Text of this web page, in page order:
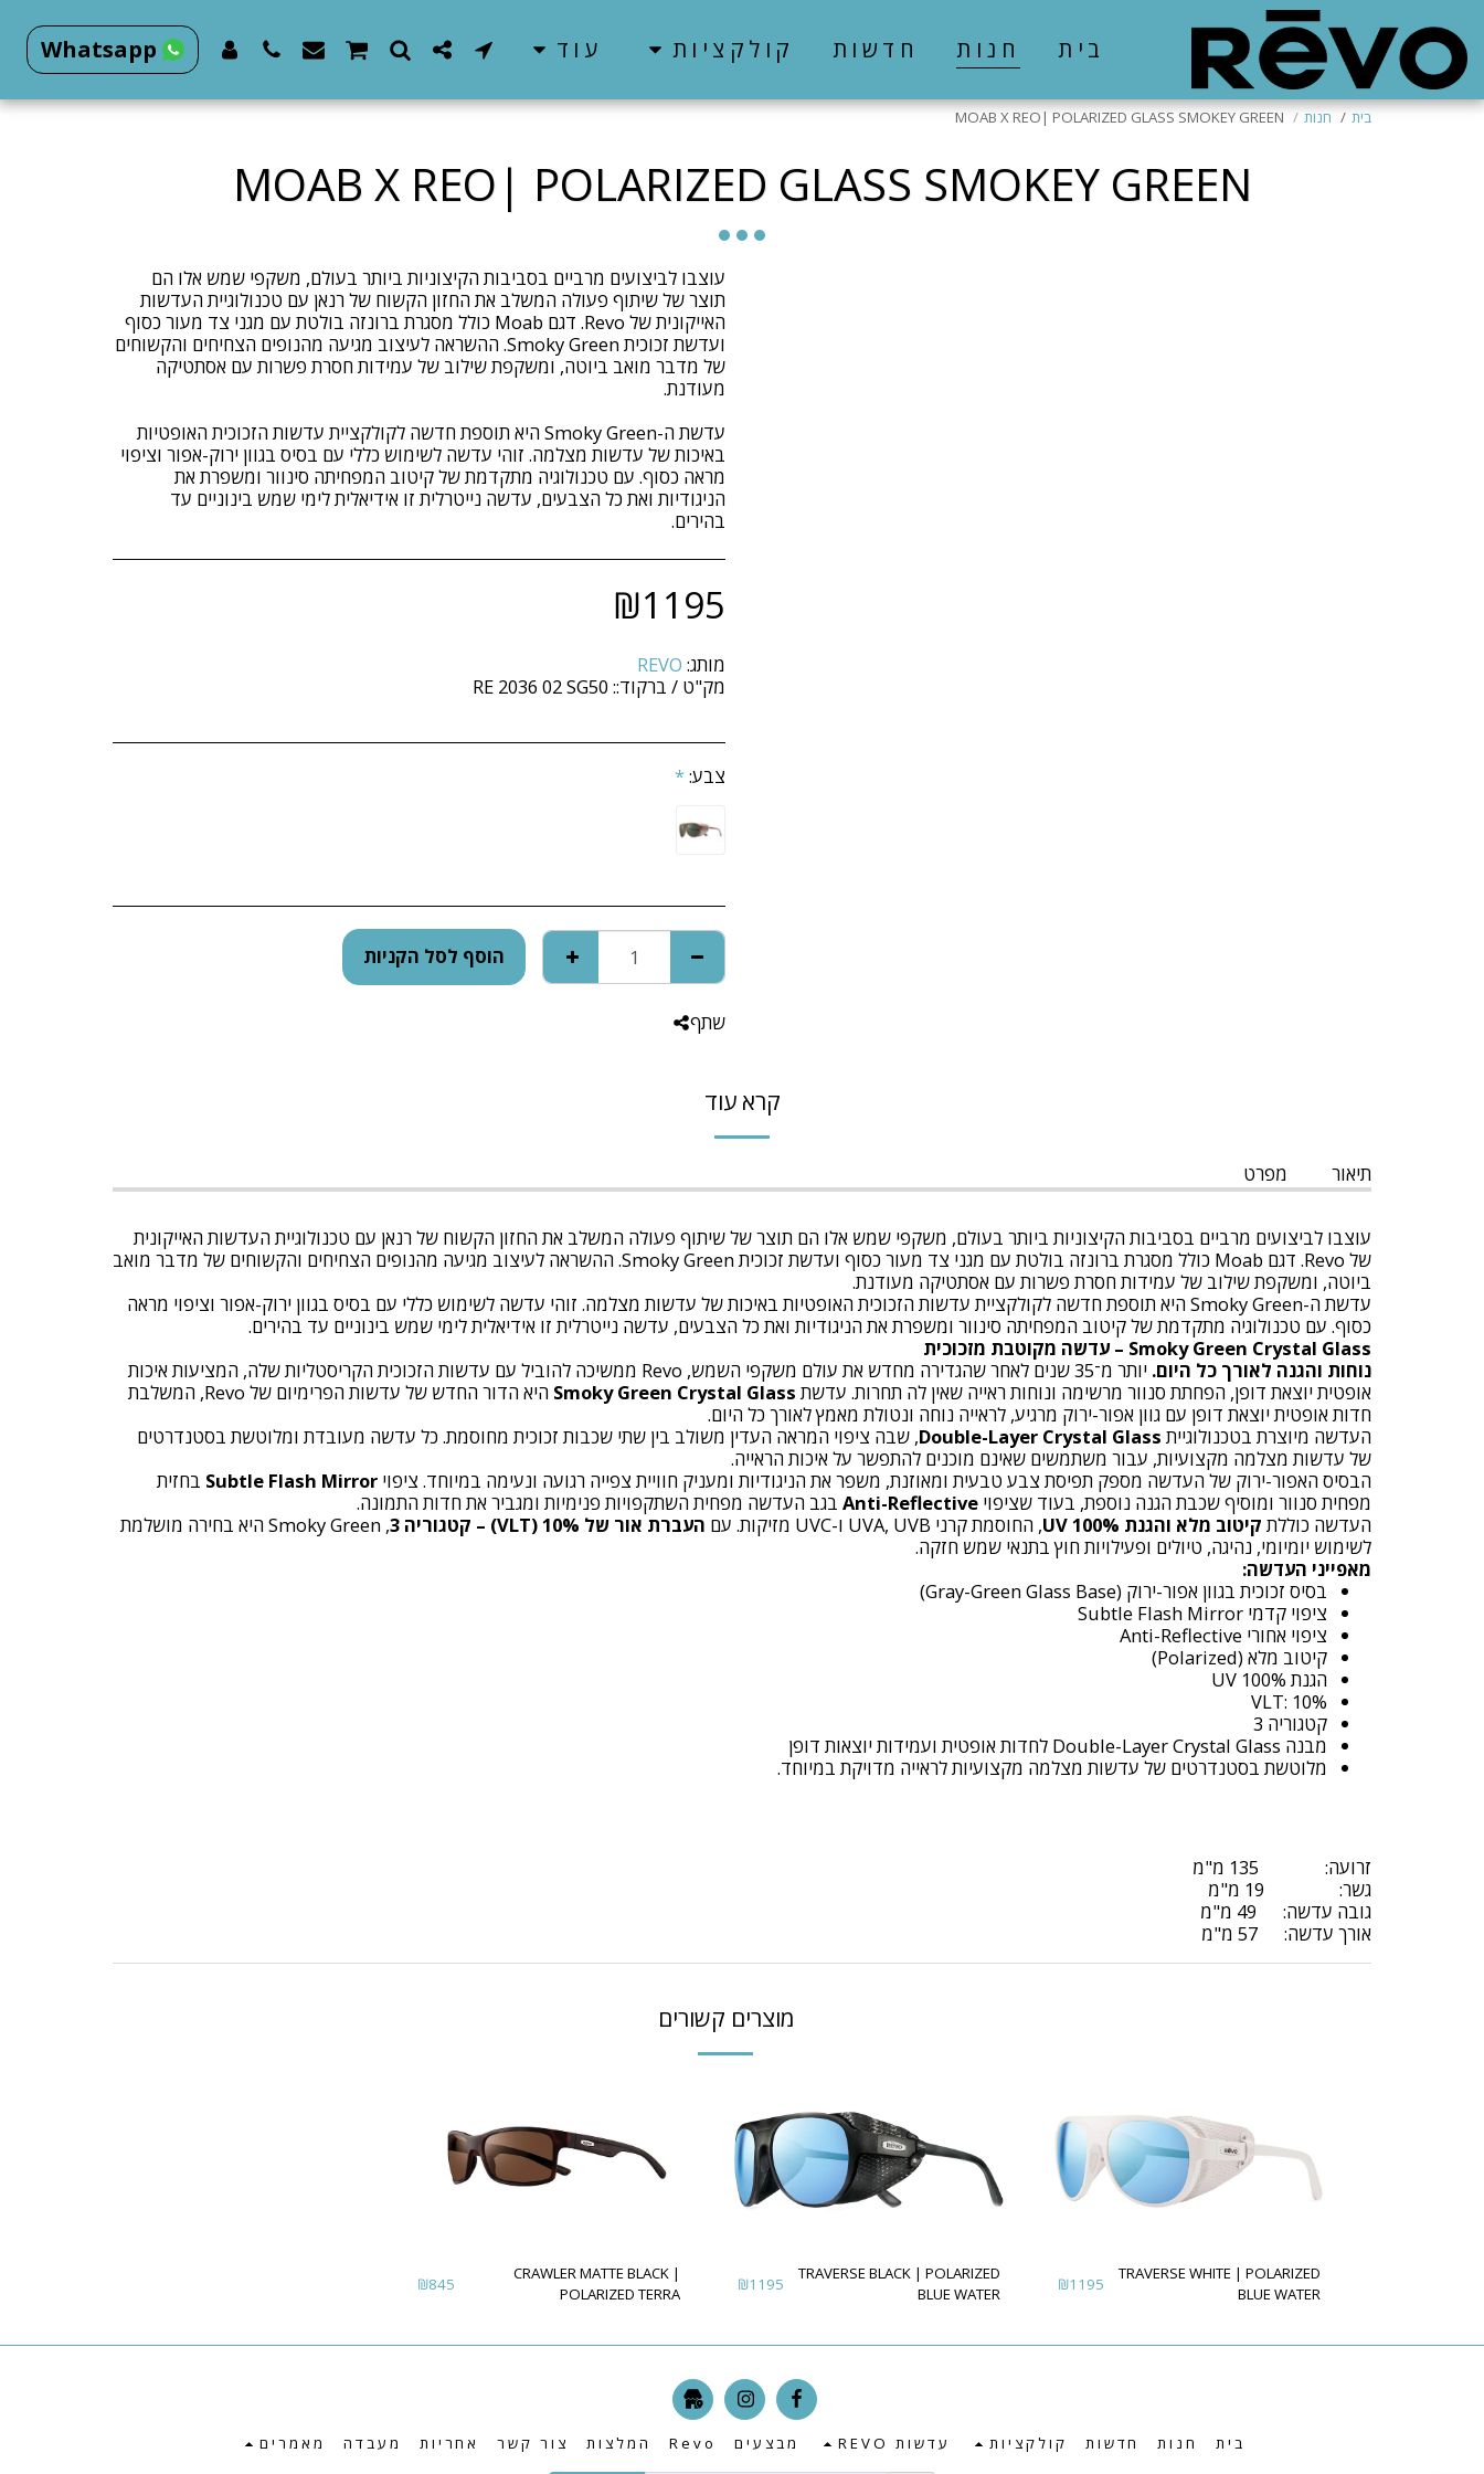
בית חנות חדשות קולקציות עוד Whatsapp
בית חנות MOAB X REO| POLARIZED GLASS SMOKEY GREEN
MOAB X REO| POLARIZED GLASS SMOKEY GREEN
עוצבו לביצועים מרביים בסביבות הקיצוניות ביותר בעולם, משקפי שמש אלו הם
תוצר של שיתוף פעולה המשלב את החזון הקשוח של רנאן עם טכנולוגיית העדשות
האייקונית של Revo. דגם Moab כולל מסגרת ברונזה בולטת עם מגני צד מעור כסוף
ועדשת זכוכית Smoky Green. ההשראה לעיצוב מגיעה מהנופים הצחיחים והקשוחים
של מדבר מואב ביוטה, ומשקפת שילוב של עמידות חסרת פשרות עם אסתטיקה
עדשת ה-Smoky Green היא תוספת חדשה לקולקציית עדשות הזכוכית האופטיות
באיכות של עדשות מצלמה. זוהי עדשה לשימוש כללי עם בסיס בגוון ירוק-אפור וציפוי
מראה כסוף. עם טכנולוגיה מתקדמת של קיטוב המפחיתה סינוור ומשפרת את
הניגודיות ואת כל הצבעים, עדשה נייטרלית זו אידיאלית לימי שמש בינוניים עד
בהירים.
₪1195
מותג: REVO
מק"ט / ברקוד:: RE 2036 02 SG50
צבע:*
הוסף לסל הקניות
שתף
קרא עוד
תיאור מפרט
עוצבו לביצועים מרביים בסביבות הקיצוניות ביותר בעולם, משקפי שמש אלו הם תוצר של שיתוף פעולה המשלב את החזון הקשוח של רנאן עם טכנולוגיית העדשות האייקונית
של Revo. דגם Moab כולל מסגרת ברונזה בולטת עם מגני צד מעור כסוף ועדשת זכוכית Smoky Green. ההשראה לעיצוב מגיעה מהנופים הצחיחים והקשוחים של מדבר מואב
ביוטה, ומשקפת שילוב של עמידות חסרת פשרות עם אסתטיקה מעודנת.
עדשת ה-Smoky Green היא תוספת חדשה לקולקציית עדשות הזכוכית האופטיות באיכות של עדשות מצלמה. זוהי עדשה לשימוש כללי עם בסיס בגוון ירוק-אפור וציפוי מראה
כסוף. עם טכנולוגיה מתקדמת של קיטוב המפחיתה סינוור ומשפרת את הניגודיות ואת כל הצבעים, עדשה נייטרלית זו אידיאלית לימי שמש בינוניים עד בהירים.
Smoky Green Crystal Glass – עדשה מקוטבת מזכוכית
נוחות והגנה לאורך כל היום.
יותר מ־35 שנים לאחר שהגדירה מחדש את עולם משקפי השמש, Revo ממשיכה להוביל עם עדשות הזכוכית הקריסטליות שלה, המציעות איכות
אופטית יוצאת דופן, הפחתת סנוור מרשימה ונוחות ראייה שאין לה תחרות. עדשת Smoky Green Crystal Glass
היא הדור החדש של עדשות הפרימיום של Revo, המשלבת
חדות אופטית יוצאת דופן עם גוון אפור-ירוק מרגיע, לראייה נוחה ונטולת מאמץ לאורך כל היום.
העדשה מיוצרת בטכנולוגיית Double-Layer Crystal Glass, שבה ציפוי המראה העדין משולב בין שתי שכבות זכוכית מחוסמת. כל עדשה מעובדת ומלוטשת בסטנדרטים
של עדשות מצלמה מקצועיות, עבור משתמשים שאינם מוכנים להתפשר על איכות הראייה.
הבסיס האפור-ירוק של העדשה מספק תפיסת צבע טבעית ומאוזנת, משפר את הניגודיות ומעניק חוויית צפייה רגועה ונעימה במיוחד. ציפוי Subtle Flash Mirror בחזית
מפחית סנוור ומוסיף שכבת הגנה נוספת, בעוד שציפוי Anti-Reflective בגב העדשה מפחית השתקפויות פנימיות ומגביר את חדות התמונה.
העדשה כוללת קיטוב מלא והגנת 100% UV , החוסמת קרני UVA, UVB ו-UVC מזיקות. עם העברת אור של 10% (VLT) – קטגוריה 3
, Smoky Green היא בחירה מושלמת
לשימוש יומיומי, נהיגה, טיולים ופעילויות חוץ בתנאי שמש חזקה.
מאפייני העדשה:
בסיס זכוכית בגוון אפור-ירוק (Gray-Green Glass Base)
ציפוי קדמי Subtle Flash Mirror
ציפוי אחורי Anti-Reflective
קיטוב מלא (Polarized)
הגנת 100% UV
VLT: 10%
קטגוריה 3
מבנה Double-Layer Crystal Glass לחדות אופטית ועמידות יוצאות דופן
מלוטשת בסטנדרטים של עדשות מצלמה מקצועיות לראייה מדויקת במיוחד.
זרועה: 135 מ"מ
גשר: 19 מ"מ
גובה עדשה: 49 מ"מ
אורך עדשה: 57 מ"מ
מוצרים קשורים
TRAVERSE WHITE | POLARIZED
BLUE WATER
₪1195
TRAVERSE BLACK | POLARIZED
BLUE WATER
₪1195
CRAWLER MATTE BLACK |
POLARIZED TERRA
₪845
בית חנות חדשות קולקציות עדשות REVO מבצעים Revo המלצות צור קשר אחריות מעבדה מאמרים